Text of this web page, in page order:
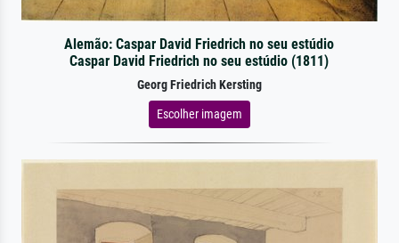
Alemão: Caspar David Friedrich no seu estúdio
Caspar David Friedrich no seu estúdio (1811)
Georg Friedrich Kersting
Escolher imagem